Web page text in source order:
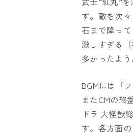
す。敵を次
石まで降っ
激しすぎる
多かったよう
BGMには『
またCMの終
ドラ 大怪獣
す。各方面